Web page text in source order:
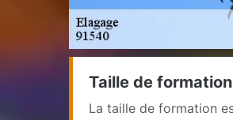
Taille de formation
La taille de formation